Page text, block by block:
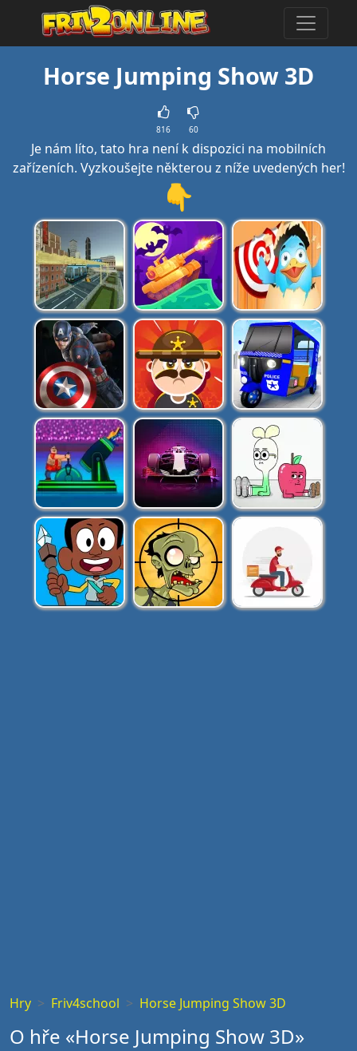
Horse Jumping Show 3D
816 60
Je nám líto, tato hra není k dispozici na mobilních
zařízeních. Vyzkoušejte některou z níže uvedených her!
👇
Hry Friv4school Horse Jumping Show 3D
O hře «Horse Jumping Show 3D»